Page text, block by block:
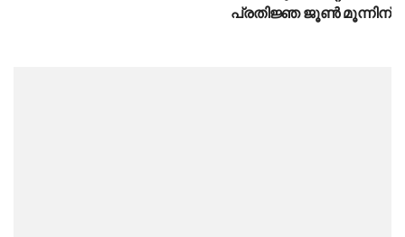
പ്രതിജ്ഞ ജൂണ്‍ മൂന്നിന്